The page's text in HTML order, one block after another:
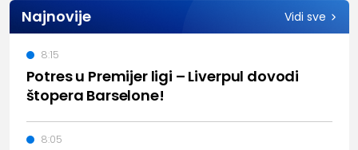
Najnovije Vidi sve
Potres u Premijer ligi – Liverpul dovodi
štopera Barselone!
8:15
8:05